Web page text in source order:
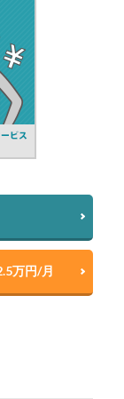
万円/月